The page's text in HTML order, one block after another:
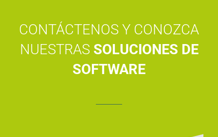
CONTÁCTENOS Y CONOZCA
NUESTRAS SOLUCIONES DE
SOFTWARE